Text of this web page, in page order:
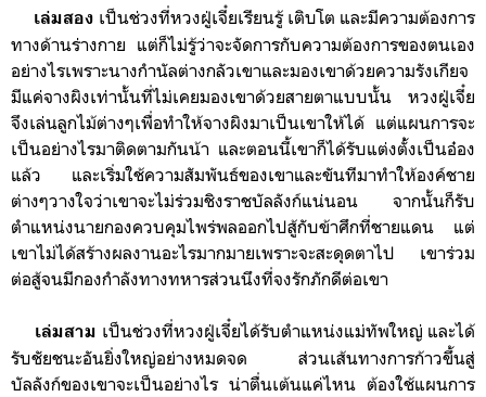
เล่มสอง เป็นช่วงที่หวงฝู่เจี๋ยเรียนรู้ เติบโต และมีความต้องการ
ทางด้านร่างกาย แต่ก็ไม่รู้ว่าจะจัดการกับความต้องการของตนเอง
อย่างไรเพราะนางกำนัลต่างกลัวเขาและมองเขาด้วยความรังเกียจ
มีแค่จางผิงเท่านั้นที่ไม่เคยมองเขาด้วยสายตาแบบนั้น หวงฝู่เจี๋ย
จึงเล่นลูกไม้ต่างๆเพื่อทำให้จางผิงมาเป็นเขาให้ได้ แต่แผนการจะ
เป็นอย่างไรมาติดตามกันน้า และตอนนี้เขาก็ได้รับแต่งตั่้งเป็นอ๋อง
แล้ว และเริ่มใช้ความสัมพันธ์ของเขาและขันทีมาทำให้องค์ชาย
ต่างๆวางใจว่าเขาจะไม่ร่วมชิงราชบัลลังก์แน่นอน จากนั้นก็รับ
ตำแหน่งนายกองควบคุมไพร่พลออกไปสู้กับข้าศึกที่ชายแดน แต่
เขาไม่ได้สร้างผลงานอะไรมากมายเพราะจะสะดุดตาไป เขาร่วม
ต่อสู้จนมีกองกำลังทางทหารส่วนนึงที่จงรักภักดีต่อเขา
เล่มสาม เป็นช่วงที่หวงฝู่เจี๋ยได้รับตำแหน่งแม่ทัพใหญ่ และได้
รับชัยชนะอันยิ่งใหญ่อย่างหมดจด ส่วนเส้นทางการก้าวขึ้นสู่
บัลลังก์ของเขาจะเป็นอย่างไร น่าตื่นเต้นแค่ไหน ต้องใช้แผนการ